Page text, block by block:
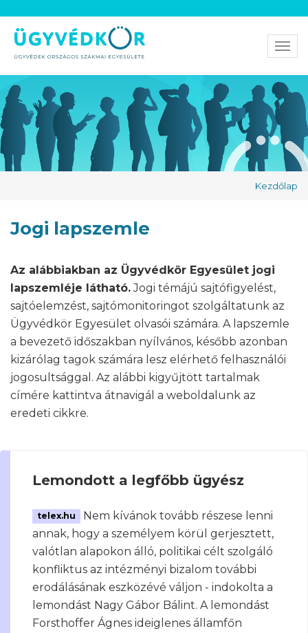
Kezdőlap
Jogi lapszemle
Az alábbiakban az Ügyvédkör Egyesület jogi
lapszemléje látható.Jogi témájú sajtófigyelést,
sajtóelemzést, sajtómonitoringot szolgáltatunk az
Ügyvédkör Egyesület olvasói számára. A lapszemle
a bevezető időszakban nyílvános, később azonban
kizárólag tagok számára lesz elérhető felhasználói
jogosultsággal. Az alábbi kigyűjtött tartalmak
címére kattintva átnavigál a weboldalunk az
eredeti cikkre.
Lemondott a legfőbb ügyész
telex.hu
Nem kívánok tovább részese lenni
annak, hogy a személyem körül gerjesztett,
valótlan alapokon álló, politikai célt szolgáló
konfliktus az intézményi bizalom további
erodálásának eszközévé váljon - indokolta a
lemondást Nagy Gábor Bálint. A lemondást
Forsthoffer Ágnes ideiglenes államfőn